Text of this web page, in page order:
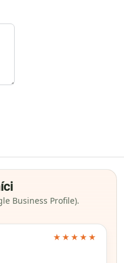
Business Profile).
★★★★★